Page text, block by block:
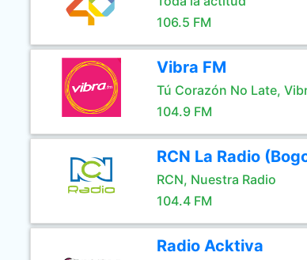
106.5 FM
Vibra FM
Tú Corazón No Late,
104.9 FM
RCN La Radio
RCN, Nuestra Radio
104.4 FM
Radio Acktiva